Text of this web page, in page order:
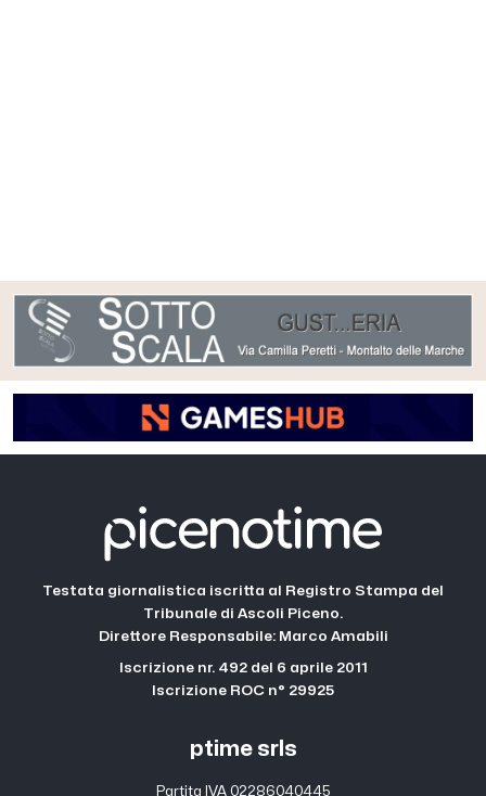
Testata giornalistica iscritta al Registro Stampa del
Tribunale di Ascoli Piceno.
Direttore Responsabile: Marco Amabili
Iscrizione nr. 492 del 6 aprile 2011
Iscrizione ROC n° 29925
ptime srls
Partita IVA 02286040445